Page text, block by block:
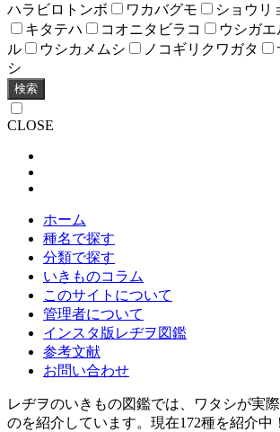
ハラビロトンボ ワカバグモ
ショウリ
キタテハ
コオニタビラコ ウシガエ
ル
ウシカメムシ ノコギリクワガタ
シ
検索
CLOSE
ホーム
種名で探す
分類で探す
いきものコラム
このサイトについて
管理者について
インスタ版レヂヲ図鑑
参考文献
お問い合わせ
レヂヲのいきもの図鑑では、ワタシが実
のを紹介しています。現在172種を紹介中！